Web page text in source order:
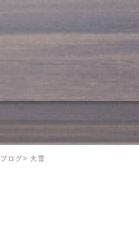
ブログ 大雪